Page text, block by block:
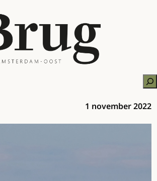
1 november 2022